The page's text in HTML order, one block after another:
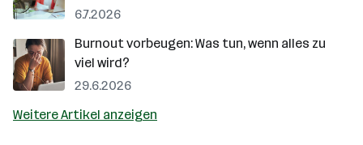
6.7.2026
Burnout vorbeugen: Was tun, wenn alles zu
viel wird?
29.6.2026
Weitere Artikel anzeigen